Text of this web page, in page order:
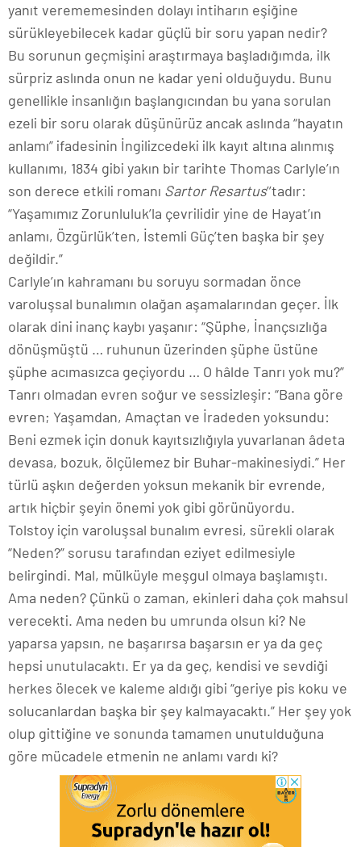
yanıt verememesinden dolayı intiharın eşiğine
sürükleyebilecek kadar güçlü bir soru yapan nedir?
Bu sorunun geçmişini araştırmaya başladığımda, ilk
sürpriz aslında onun ne kadar yeni olduğuydu. Bunu
genellikle insanlığın başlangıcından bu yana sorulan
ezeli bir soru olarak düşünürüz ancak aslında “hayatın
anlamı” ifadesinin İngilizcedeki ilk kayıt altına alınmış
kullanımı, 1834 gibi yakın bir tarihte Thomas Carlyle’ın
son derece etkili romanı Sartor Resartus’’tadır:
“Yaşamımız Zorunluluk’la çevrilidir yine de Hayat’ın
anlamı, Özgürlük’ten, İstemli Güç’ten başka bir şey
değildir.”
Carlyle’ın kahramanı bu soruyu sormadan önce
varoluşsal bunalımın olağan aşamalarından geçer. İlk
olarak dini inanç kaybı yaşanır: “Şüphe, İnançsızlığa
dönüşmüştü … ruhunun üzerinden şüphe üstüne
şüphe acımasızca geçiyordu … O hâlde Tanrı yok mu?”
Tanrı olmadan evren soğur ve sessizleşir: “Bana göre
evren; Yaşamdan, Amaçtan ve İradeden yoksundu:
Beni ezmek için donuk kayıtsızlığıyla yuvarlanan âdeta
devasa, bozuk, ölçülemez bir Buhar-makinesiydi.” Her
türlü aşkın değerden yoksun mekanik bir evrende,
artık hiçbir şeyin önemi yok gibi görünüyordu.
Tolstoy için varoluşsal bunalım evresi, sürekli olarak
“Neden?” sorusu tarafından eziyet edilmesiyle
belirgindi. Mal, mülküyle meşgul olmaya başlamıştı.
Ama neden? Çünkü o zaman, ekinleri daha çok mahsul
verecekti. Ama neden bu umrunda olsun ki? Ne
yaparsa yapsın, ne başarırsa başarsın er ya da geç
hepsi unutulacaktı. Er ya da geç, kendisi ve sevdiği
herkes ölecek ve kaleme aldığı gibi “geriye pis koku ve
solucanlardan başka bir şey kalmayacaktı.” Her şey yok
olup gittiğine ve sonunda tamamen unutulduğuna
göre mücadele etmenin ne anlamı vardı ki?